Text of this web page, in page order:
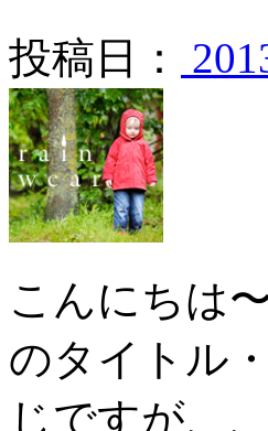
投稿日：
こんにちは
のタイトル
じですが、